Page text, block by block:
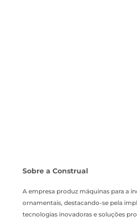
Sobre a Construal
A empresa produz máquinas para a
ornamentais, destacando-se pela
tecnologias inovadoras e soluções